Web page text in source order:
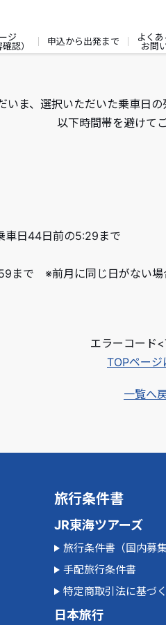
ジ
認）
申込から出発まで
よく
お問
いま、選択いただいた乗車日の
以下時間帯を避けて
日44日前の5:29まで
まで ※前月に同じ日がない場
エラーコード
TOPページ
一覧へ
旅行条件書
JR東海ツアーズ
旅行条件書（国内募
手配旅行条件書
特定商取引法に基づ
日本旅行